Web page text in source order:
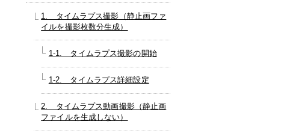
1. タイムラプス撮影（静止画ファ
イルを撮影枚数分生成）
1-1. タイムラプス撮影の開始
1-2. タイムラプス詳細設定
2. タイムラプス動画撮影（静止画
ファイルを生成しない）